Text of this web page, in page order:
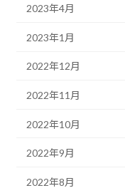
2023年4月
2023年1月
2022年12月
2022年11月
2022年10月
2022年9月
2022年8月